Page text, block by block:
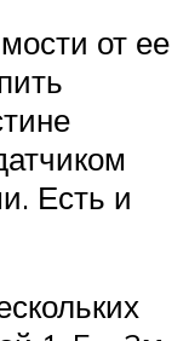
от ее
Есть и